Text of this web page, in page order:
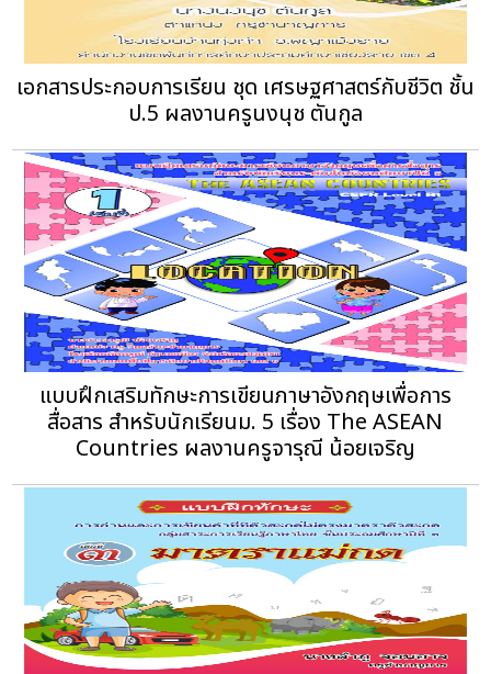
เอกสารประกอบการเรียน ชุด เศรษฐศาสตร์กับชีวิต ชั้น
ป.5 ผลงานครูนงนุช ตันกูล
แบบฝึกเสริมทักษะการเขียนภาษาอังกฤษเพื่อการ
สื่อสาร สำหรับนักเรียนม. 5 เรื่อง The ASEAN
Countries ผลงานครูจารุณี น้อยเจริญ